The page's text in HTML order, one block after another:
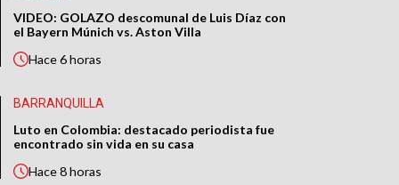
VIDEO: GOLAZO descomunal de Luis Díaz con
el Bayern Múnich vs. Aston Villa
Hace6 horas
BARRANQUILLA
Luto en Colombia: destacado periodista fue
encontrado sin vida en su casa
Hace8 horas